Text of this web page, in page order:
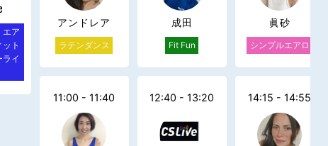
エア
ト
ライ
アンドレア
ラテンダンス
11:00 - 11:40
成田
Fit Fun
12:40 - 13:20
眞砂
シンプルエアロ
14:15 - 14:55